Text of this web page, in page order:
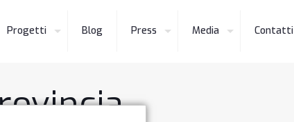
Progetti Blog Press Media Contatti